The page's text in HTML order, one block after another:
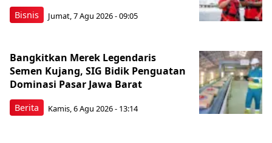
Bisnis Jumat, 7 Agu 2026 - 09:05
Berita
Bangkitkan Merek Legendaris
Semen Kujang, SIG Bidik Penguatan
Dominasi Pasar Jawa Barat
Kamis, 6 Agu 2026 - 13:14